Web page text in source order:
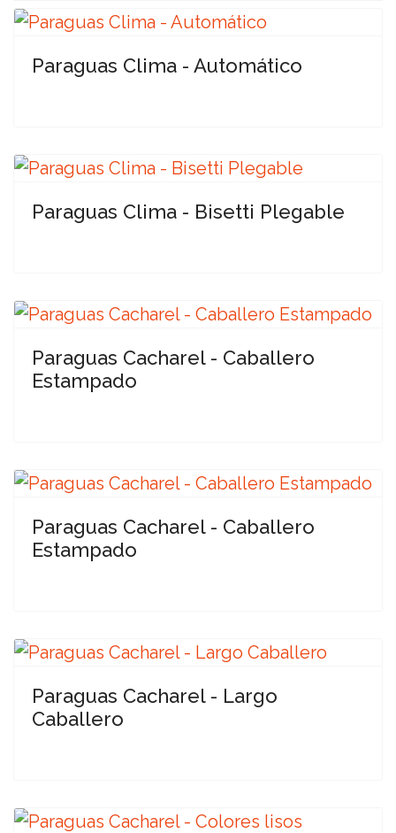
Paraguas Clima - Automático
Paraguas Clima - Bisetti Plegable
Paraguas Cacharel - Caballero
Estampado
Paraguas Cacharel - Caballero
Estampado
Paraguas Cacharel - Largo
Caballero